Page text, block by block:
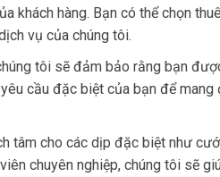
khách hàng. Bạn có thể chọn
vụ của chúng tôi.
tôi sẽ đảm bảo rằng bạn
cầu đặc biệt của bạn để
tâm cho các dịp đặc biệt như
chuyên nghiệp, chúng tôi sẽ